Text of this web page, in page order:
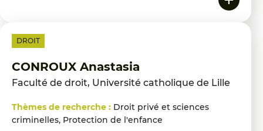
DROIT
CONROUX Anastasia
Faculté de droit, Université catholique de Lille
Thèmes de recherche : Droit privé et sciences
criminelles, Protection de l'enfance